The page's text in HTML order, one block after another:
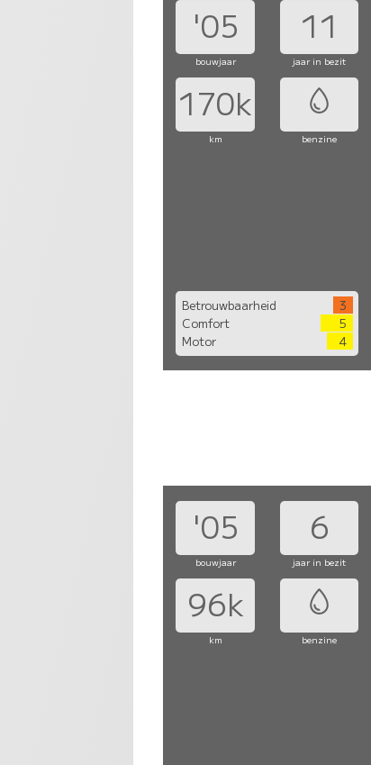
'05 11
bouwjaar jaar in bezit
170k
km benzine
Betrouwbaarheid
3
Comfort
5
Motor
4
'05 6
bouwjaar jaar in bezit
96k
km benzine